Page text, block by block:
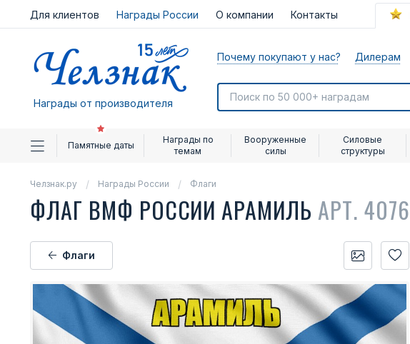
Для клиентов Награды России О компании Контакты
Награды от производителя
Почему покупают у нас? Дилерам
Памятные даты
Награды по
темам
Вооруженные
силы
Силовые
структуры
Челзнак.ру Награды России Флаги
ФЛАГ ВМФ РОССИИ АРАМИЛЬ АРТ. 4076
Флаги